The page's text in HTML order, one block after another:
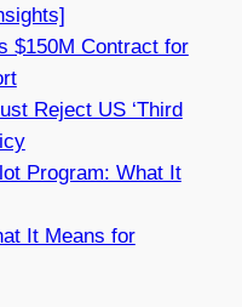
$150M Contract for
Reject US ‘Third
Program: What It
It Means for